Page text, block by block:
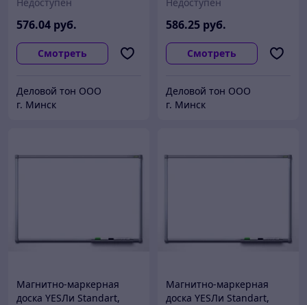
576.04 руб.
Смотреть
Деловой тон ООО
г. Минск
586.25 руб.
Смотреть
Деловой тон ООО
г. Минск
Магнитно-маркерная
доска YESЛи Standart,
Магнитно-маркерная
доска YESЛи Standart,